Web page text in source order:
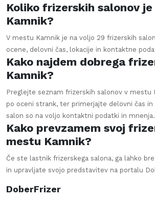
Koliko frizerskih salonov
Kamnik?
V mestu Kamnik je na voljo 29 frizerskih
ocene, delovni čas, lokacije in kontaktne
Kako najdem dobrega
Kamnik?
Preglejte seznam frizerskih salonov v mestu
po oceni strank, ter primerjajte delovni čas in
salon so na voljo kontaktni podatki in mnenja.
Kako prevzamem svoj
mestu Kamnik?
Če ste lastnik frizerskega salona, ga lahko
in upravljate svojo predstavitev na portalu
DoberFrizer